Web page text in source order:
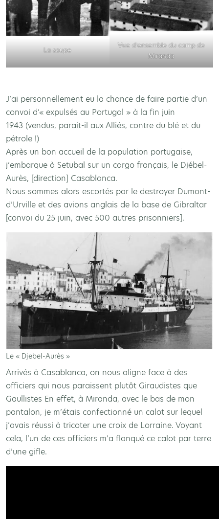
La soupe
Vue d’ensemble du camp de
Miranda
J’ai personnellement eu la chance de faire partie d’un
convoi d’« expulsés au Portugal » à la fin juin
1943 (vendus, parait-il aux Alliés, contre du blé et du
pétrole !)
Après un bon accueil de la population portugaise,
j’embarque à Setubal sur un cargo français, le Djébel-
Aurès, [direction] Casablanca.
Nous sommes alors escortés par le destroyer Dumont-
d’Urville et des avions anglais de la base de Gibraltar
[convoi du 25 juin, avec 500 autres prisonniers].
Le « Djebel-Aurès »
Arrivés à Casablanca, on nous aligne face à des
officiers qui nous paraissent plutôt Giraudistes que
Gaullistes En effet, à Miranda, avec le bas de mon
pantalon, je m’étais confectionné un calot sur lequel
j’avais réussi à tricoter une croix de Lorraine. Voyant
cela, l’un de ces officiers m’a flanqué ce calot par terre
d’une gifle.